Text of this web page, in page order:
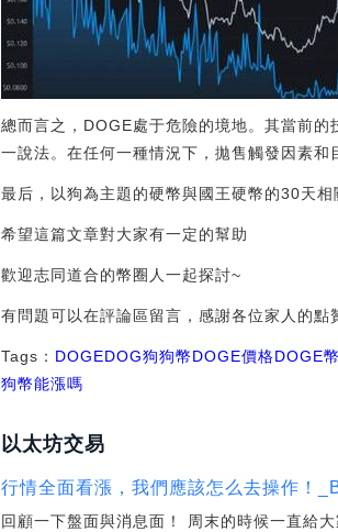
總而言之，DOGE處于危險的境地。其當前
一說法。在任何一種情況下，拋售觸發因素和
最后，以狗為主題的硬幣與國王硬幣的30天
希望這篇文章對大家有一定的幫助
歡迎志同道合的幣圈人一起探討~
有問題可以在評論區留言，感謝各位家人的點
Tags： DOGEDOG狗狗幣DOGE價格DOGE
狗幣能漲嗎
以太坊交易
行情全面看漲，我們應該怎么去操作！
回顧一下盤面與消息面！ 周末的時候一直給